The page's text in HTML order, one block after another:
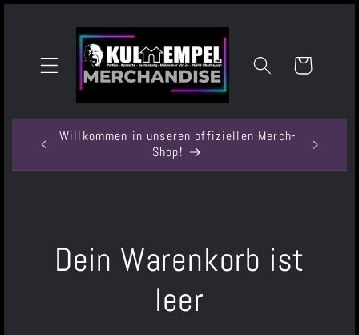
Warenkorb
Willkommen in unseren offiziellen Merch-
Shop!
Dein Warenkorb ist
leer